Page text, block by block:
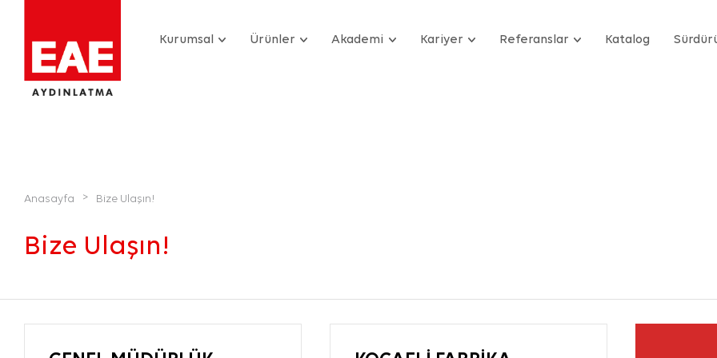
Kurumsal Ürünler Akademi Kariyer Referanslar Katalog
Anasayfa > Bize Ulaşın!
Bize Ulaşın!